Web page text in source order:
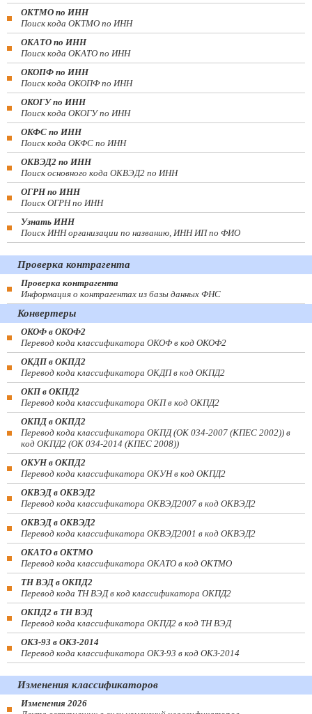
ОКТМО по ИНН
Поиск кода ОКТМО по ИНН
ОКАТО по ИНН
Поиск кода ОКАТО по ИНН
ОКОПФ по ИНН
Поиск кода ОКОПФ по ИНН
ОКОГУ по ИНН
Поиск кода ОКОГУ по ИНН
ОКФС по ИНН
Поиск кода ОКФС по ИНН
ОКВЭД2 по ИНН
Поиск основного кода ОКВЭД2 по ИНН
ОГРН по ИНН
Поиск ОГРН по ИНН
Узнать ИНН
Поиск ИНН организации по названию, ИНН ИП по ФИО
Проверка контрагента
Проверка контрагента
Информация о контрагентах из базы данных ФНС
Конвертеры
ОКОФ в ОКОФ2
Перевод кода классификатора ОКОФ в код ОКОФ2
ОКДП в ОКПД2
Перевод кода классификатора ОКДП в код ОКПД2
ОКП в ОКПД2
Перевод кода классификатора ОКП в код ОКПД2
ОКПД в ОКПД2
Перевод кода классификатора ОКПД (ОК 034-2007 (КПЕС 2002)) в
код ОКПД2 (ОК 034-2014 (КПЕС 2008))
ОКУН в ОКПД2
Перевод кода классификатора ОКУН в код ОКПД2
ОКВЭД в ОКВЭД2
Перевод кода классификатора ОКВЭД2007 в код ОКВЭД2
ОКВЭД в ОКВЭД2
Перевод кода классификатора ОКВЭД2001 в код ОКВЭД2
ОКАТО в ОКТМО
Перевод кода классификатора ОКАТО в код ОКТМО
ТН ВЭД в ОКПД2
Перевод кода ТН ВЭД в код классификатора ОКПД2
ОКПД2 в ТН ВЭД
Перевод кода классификатора ОКПД2 в код ТН ВЭД
ОКЗ-93 в ОКЗ-2014
Перевод кода классификатора ОКЗ-93 в код ОКЗ-2014
Изменения классификаторов
Изменения 2026